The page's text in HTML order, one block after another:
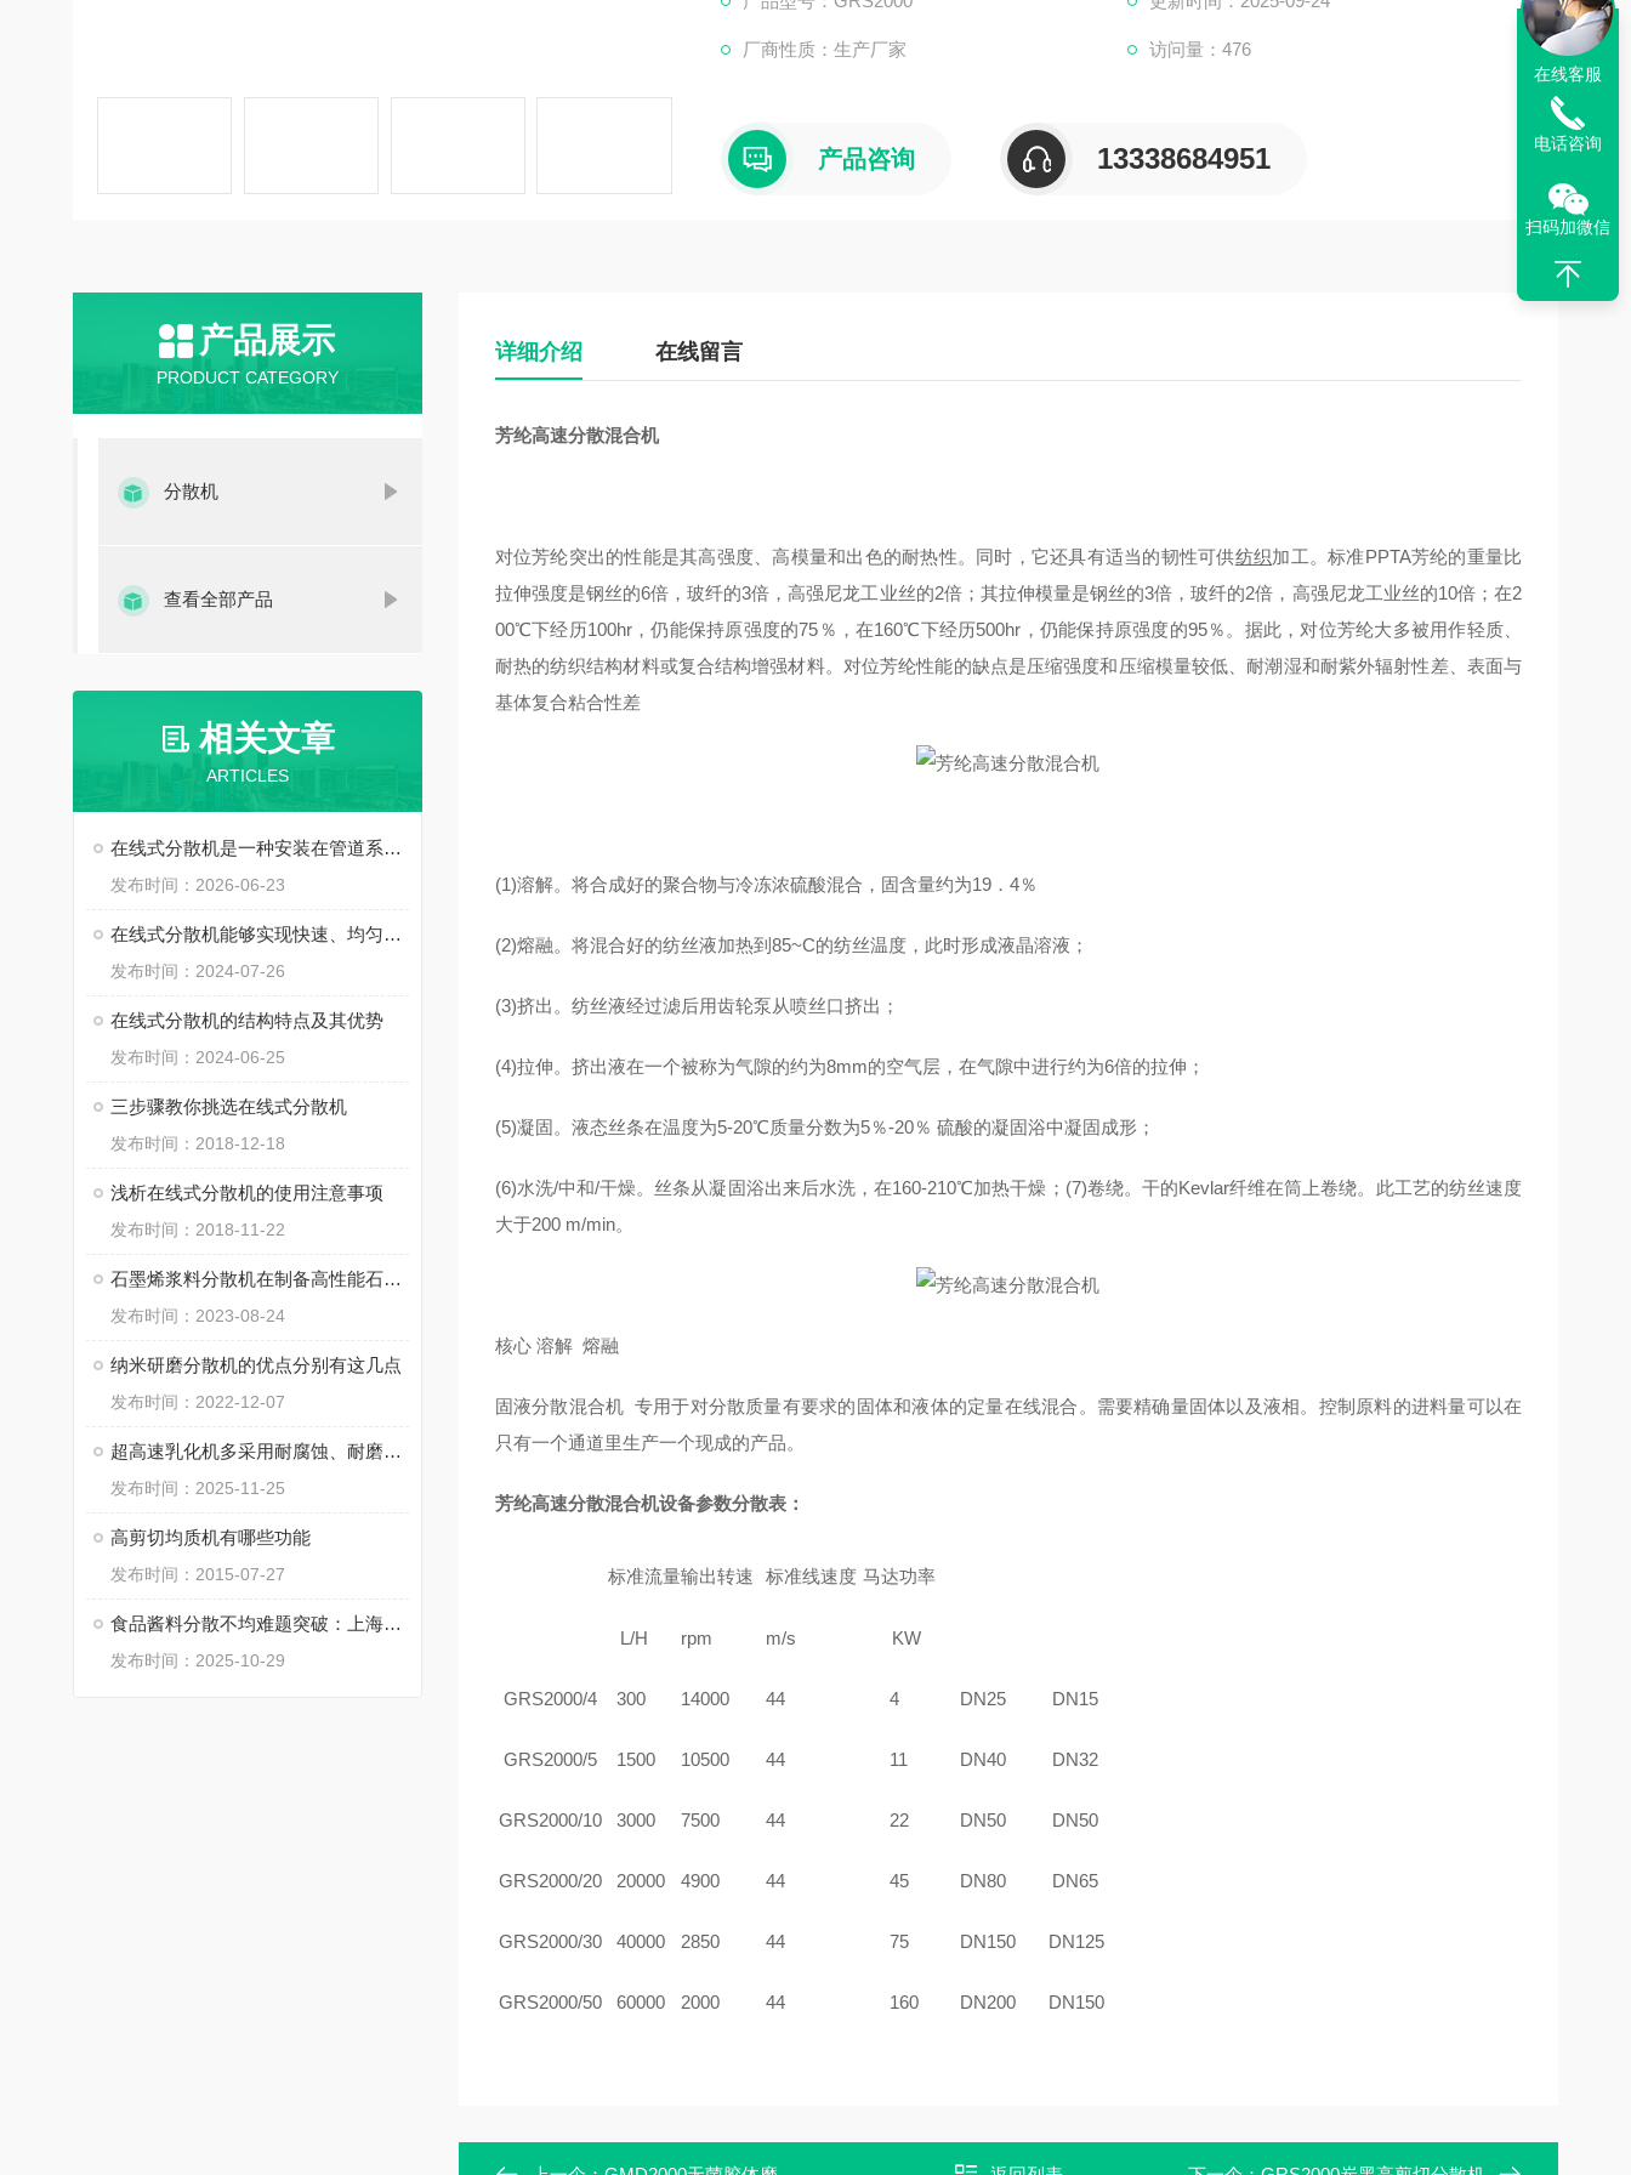
厂商性质：生产厂家 访问量：476
产品咨询 13338684951
产品展示
PRODUCT CATEGORY
分散机
查看全部产品
相关文章
ARTICLES
在线式分散机是一种安装在管道系统上的动态分散装置
发布时间：2026-06-23
在线式分散机能够实现快速、均匀的分散混合效果
发布时间：2024-07-26
在线式分散机的结构特点及其优势
发布时间：2024-06-25
三步骤教你挑选在线式分散机
发布时间：2018-12-18
浅析在线式分散机的使用注意事项
发布时间：2018-11-22
石墨烯浆料分散机在制备高性能石墨烯材料的过程中起着至关重要的作用
发布时间：2023-08-24
纳米研磨分散机的优点分别有这几点
发布时间：2022-12-07
超高速乳化机多采用耐腐蚀、耐磨的特殊材料制造
发布时间：2025-11-25
高剪切均质机有哪些功能
发布时间：2015-07-27
食品酱料分散不均难题突破：上海思峻高剪切分散机的技术方案
发布时间：2025-10-29
详细介绍 在线留言
芳纶高速分散混合机
对位芳纶突出的性能是其高强度、高模量和出色的耐热性。同时，它还具有适当的韧性可供纺织加工。标准PPTA芳纶的重量比
拉伸强度是钢丝的6倍，玻纤的3倍，高强尼龙工业丝的2倍；其拉伸模量是钢丝的3倍，玻纤的2倍，高强尼龙工业丝的10倍；在2
00℃下经历100hr，仍能保持原强度的75％，在160℃下经历500hr，仍能保持原强度的95％。据此，对位芳纶大多被用作轻质、
耐热的纺织结构材料或复合结构增强材料。对位芳纶性能的缺点是压缩强度和压缩模量较低、耐潮湿和耐紫外辐射性差、表面与
基体复合粘合性差
(1)溶解。将合成好的聚合物与冷冻浓硫酸混合，固含量约为19．4％
(2)熔融。将混合好的纺丝液加热到85~C的纺丝温度，此时形成液晶溶液；
(3)挤出。纺丝液经过滤后用齿轮泵从喷丝口挤出；
(4)拉伸。挤出液在一个被称为气隙的约为8mm的空气层，在气隙中进行约为6倍的拉伸；
(5)凝固。液态丝条在温度为5-20℃质量分数为5％-20％ 硫酸的凝固浴中凝固成形；
(6)水洗/中和/干燥。丝条从凝固浴出来后水洗，在160-210℃加热干燥；(7)卷绕。干的Kevlar纤维在筒上卷绕。此工艺的纺丝速度
大于200 m/min。
核心 溶解 熔融
固液分散混合机 专用于对分散质量有要求的固体和液体的定量在线混合。需要精确量固体以及液相。控制原料的进料量可以在
只有一个通道里生产一个现成的产品。
芳纶高速分散混合机设备参数分散表：
标准流量输出转速 标准线速度 马达功率
L/H rpm m/s KW
GRS2000/4 300 14000 44 4 DN25 DN15
GRS2000/5 1500 10500 44 11 DN40 DN32
GRS2000/10 3000 7500 44 22 DN50 DN50
GRS2000/20 20000 4900 44 45 DN80 DN65
GRS2000/30 40000 2850 44 75 DN150 DN125
GRS2000/50 60000 2000 44 160 DN200 DN150
在线客服
电话咨询
扫码加微信